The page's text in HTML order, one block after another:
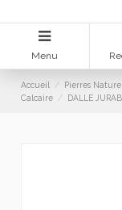
Menu
Accueil Pierres
Calcaire
DALLE